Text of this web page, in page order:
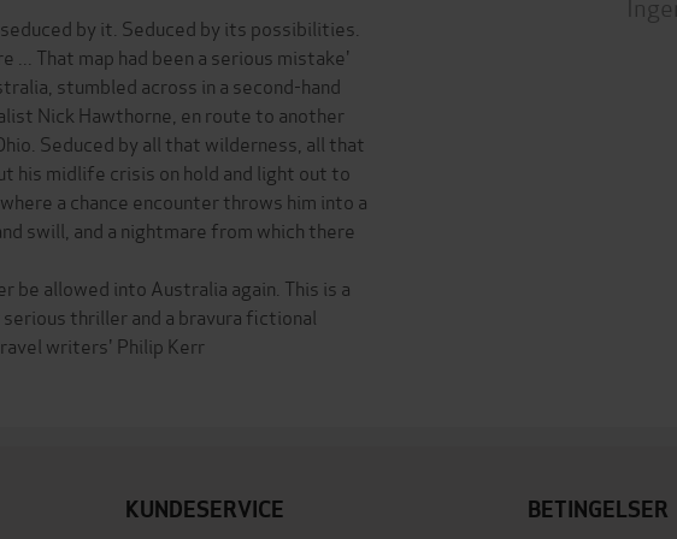
by it. Seduced by its possibilities.
... That map had been a serious mistake'
stumbled across in a second-hand
Nick Hawthorne, en route to another
Seduced by all that wilderness, all that
his midlife crisis on hold and light out to
a chance encounter throws him into a
swill, and a nightmare from which there
be allowed into Australia again. This is a
thriller and a bravura fictional
writers' Philip Kerr
KUNDESERVICE
BETINGELSER